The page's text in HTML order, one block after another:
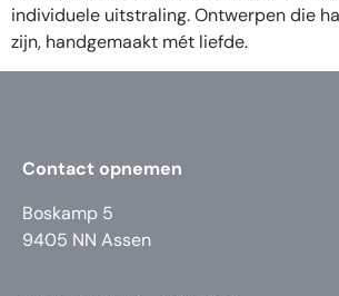
individuele uitstraling. Ontwerpen die
zijn, handgemaakt mét liefde.
Contact opnemen
Boskamp 5
9405 NN Assen